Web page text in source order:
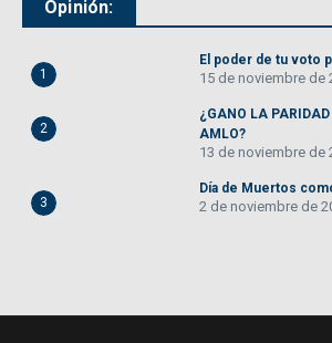
Opinión:
1
El poder de tu voto
15 de noviembre de
2
¿GANO LA
AMLO?
13 de noviembre de
3
Día de Muertos
2 de noviembre de